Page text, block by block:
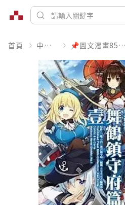
首頁 中文書 📌圖文漫畫85折起